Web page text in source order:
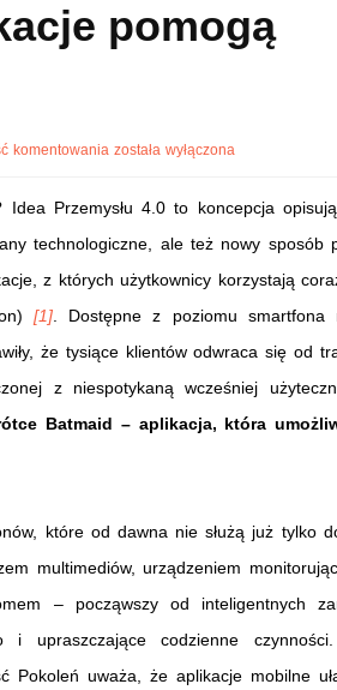
pomogą
komentowaniazostała wyłączona
Przemysłu 4.0 to koncepcja
technologiczne, ale też nowy sposób
z których użytkownicy korzystają
[1] . Dostępne z poziomu smartfona
że tysiące klientów odwraca się od
z niespotykaną wcześniej
Batmaid – aplikacja, która
które od dawna nie służą już tylko
multimediów, urządzeniem
– począwszy od inteligentnych
i upraszczające codzienne
Pokoleń uważa, że aplikacje mobilne